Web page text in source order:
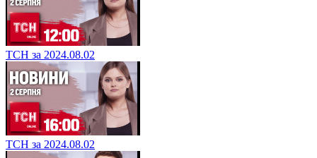
ТСН за 2024.08.02
ТСН за 2024.08.02